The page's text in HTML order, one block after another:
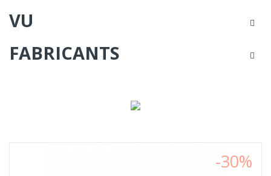
VU
FABRICANTS
MAISON
-30%